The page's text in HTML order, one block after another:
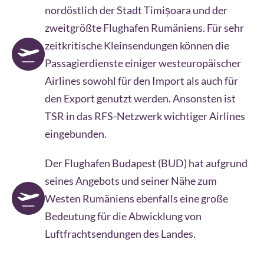
nordöstlich der Stadt Timișoara und der
zweitgrößte Flughafen Rumäniens. Für sehr
zeitkritische Kleinsendungen können die
Passagierdienste einiger westeuropäischer
Airlines sowohl für den Import als auch für
den Export genutzt werden. Ansonsten ist
TSR in das RFS-Netzwerk wichtiger Airlines
eingebunden.
Der Flughafen Budapest (BUD) hat aufgrund
seines Angebots und seiner Nähe zum
Westen Rumäniens ebenfalls eine große
Bedeutung für die Abwicklung von
Luftfrachtsendungen des Landes.